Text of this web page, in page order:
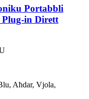
Portabbli
Plug-in Dirett
Aħdar, Vjola,